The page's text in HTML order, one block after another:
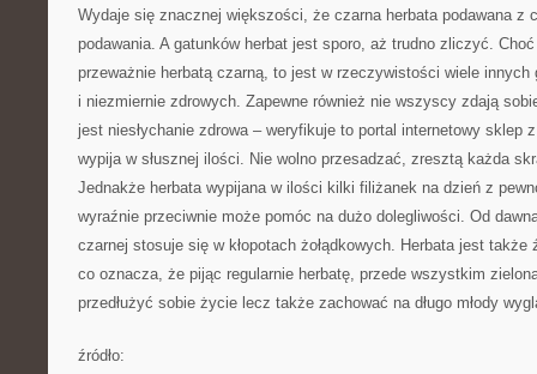
Wydaje się znacznej większości, że czarna herbata podawana z
podawania. A gatunków herbat jest sporo, aż trudno zliczyć.
przeważnie herbatą czarną, to jest w rzeczywistości wiele innych
i niezmiernie zdrowych. Zapewne również nie wszyscy zdają
jest niesłychanie zdrowa – weryfikuje to portal internetowy sklep
wypija w słusznej ilości. Nie wolno przesadzać, zresztą każda
Jednakże herbata wypijana w ilości kilki filiżanek na dzień z
wyraźnie przeciwnie może pomóc na dużo dolegliwości. Od
czarnej stosuje się w kłopotach żołądkowych. Herbata jest także
co oznacza, że pijąc regularnie herbatę, przede wszystkim
przedłużyć sobie życie lecz także zachować na długo młody
źródło: